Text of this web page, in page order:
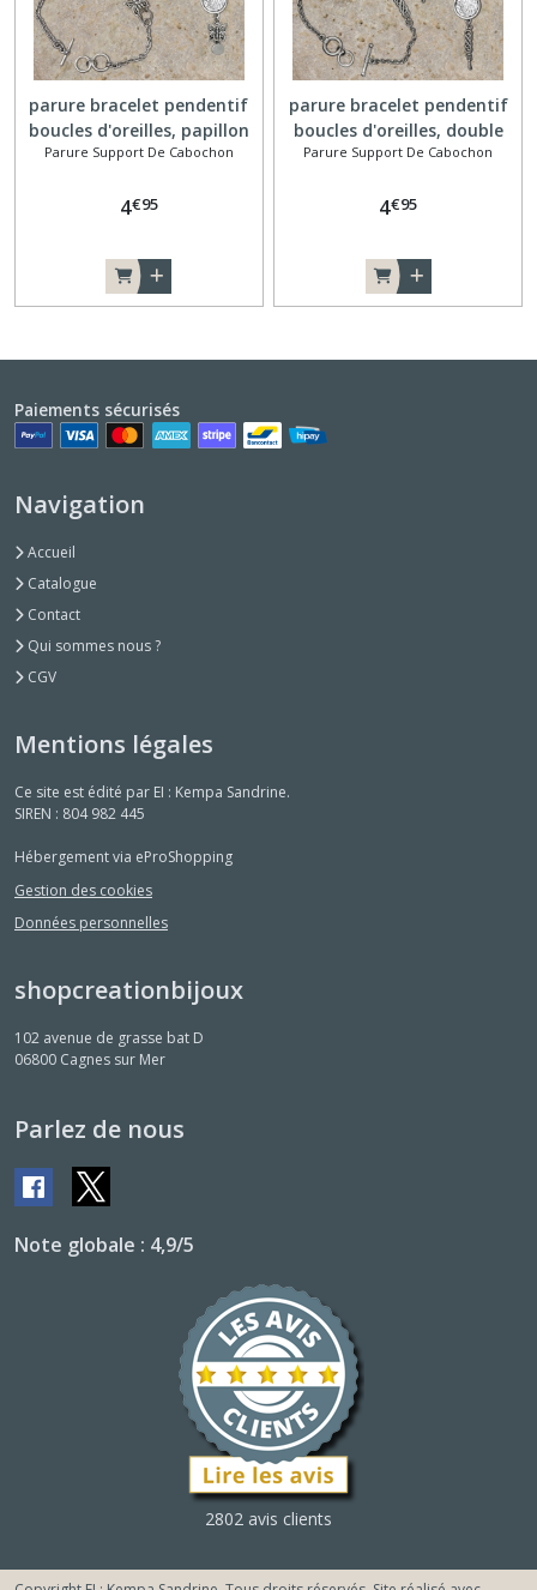
parure bracelet pendentif
boucles d'oreilles, papillon
Parure Support De Cabochon
4€95
parure bracelet pendentif
boucles d'oreilles, double
infini
Parure Support De Cabochon
4€95
Paiements sécurisés
Navigation
Accueil
Catalogue
Contact
Qui sommes nous ?
CGV
Mentions légales
Ce site est édité par EI : Kempa Sandrine.
SIREN : 804 982 445
Hébergement via eProShopping
Gestion des cookies
Données personnelles
shopcreationbijoux
102 avenue de grasse bat D
06800 Cagnes sur Mer
Parlez de nous
Note globale : 4,9/5
2802 avis clients